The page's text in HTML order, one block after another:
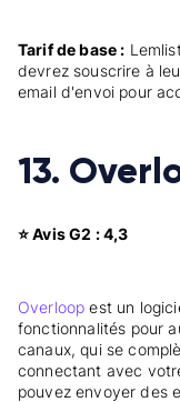
Tarif de base :
devrez souscrire à
email d'envoi pour
13.
⭐ Avis G2 : 4,3
Overloopest un
fonctionnalités pour
canaux, qui se
connectant avec
pouvez envoyer des